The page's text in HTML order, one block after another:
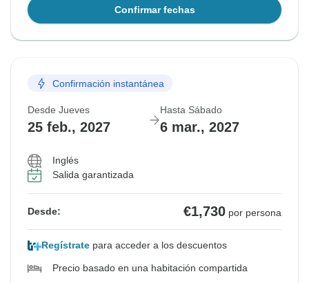
Confirmar fechas
Confirmación instantánea
Desde Jueves
25 feb., 2027
Hasta Sábado
6 mar., 2027
Inglés
Salida garantizada
Desde: €1,730 por persona
Regístrate para acceder a los descuentos
Precio basado en una habitación compartida